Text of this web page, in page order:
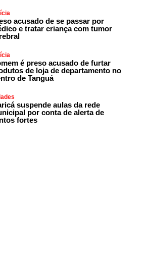
acusado de se passar por
e tratar criança com tumor
é preso acusado de furtar
de loja de departamento no
de Tanguá
suspende aulas da rede
por conta de alerta de
fortes